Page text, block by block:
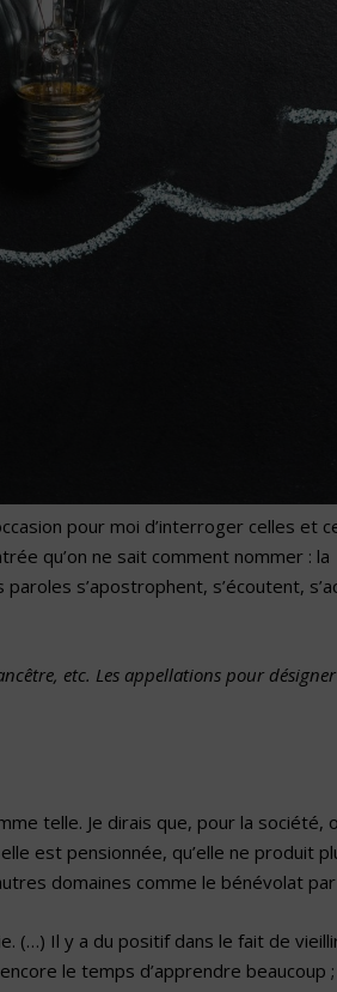
pour moi d’interroger celles et
qu’on ne sait comment nommer : la
paroles s’apostrophent, s’écoutent,
etc. Les appellations pour
telle. Je dirais que, pour la société,
est pensionnée, qu’elle ne produit
domaines comme le bénévolat
(…) Il y a du positif dans le fait de
le temps d’apprendre beaucoup